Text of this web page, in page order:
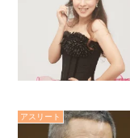
アスリート